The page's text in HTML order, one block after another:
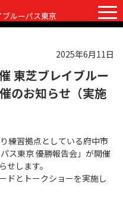
ブルーパス東京
ァンクラブ 観戦ガイド
2025年6月11日
東芝ブレイブルー
のお知らせ（実施
練習拠点としている府中市
ス東京 優勝報告会」が開催
せします。
ドとトークショーを実施し